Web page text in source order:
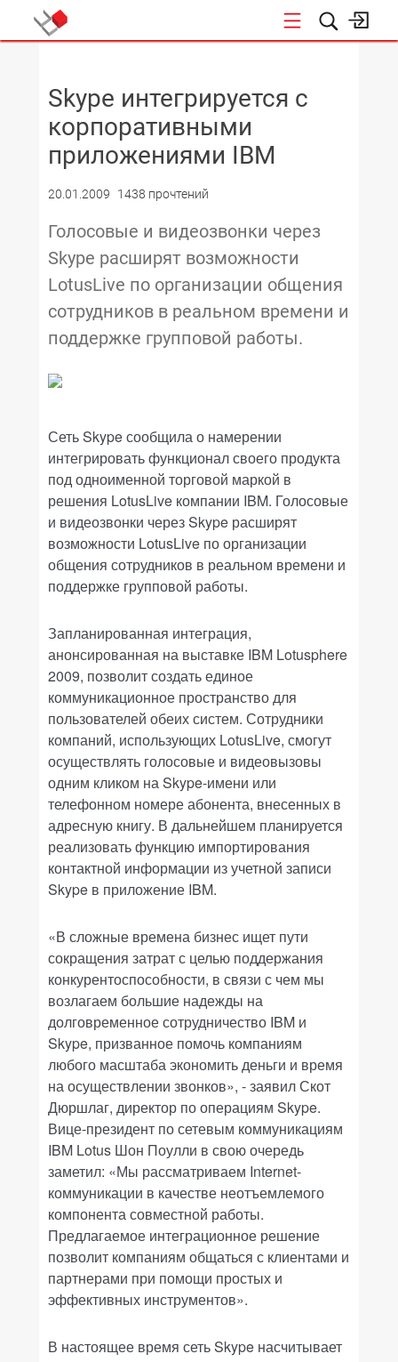
Skype интегрируется с
корпоративными
приложениями IBM
20.01.2009 1438 прочтений
Голосовые и видеозвонки через
Skype расширят возможности
LotusLive по организации общения
сотрудников в реальном времени и
поддержке групповой работы.
Сеть Skype сообщила о намерении
интегрировать функционал своего продукта
под одноименной торговой маркой в
решения LotusLive компании IBM. Голосовые
и видеозвонки через Skype расширят
возможности LotusLive по организации
общения сотрудников в реальном времени и
поддержке групповой работы.
Запланированная интеграция,
анонсированная на выставке IBM Lotusphere
2009, позволит создать единое
коммуникационное пространство для
пользователей обеих систем. Сотрудники
компаний, использующих LotusLive, смогут
осуществлять голосовые и видеовызовы
одним кликом на Skype-имени или
телефонном номере абонента, внесенных в
адресную книгу. В дальнейшем планируется
реализовать функцию импортирования
контактной информации из учетной записи
Skype в приложение IBM.
«В сложные времена бизнес ищет пути
сокращения затрат с целью поддержания
конкурентоспособности, в связи с чем мы
возлагаем большие надежды на
долговременное сотрудничество IBM и
Skype, призванное помочь компаниям
любого масштаба экономить деньги и время
на осуществлении звонков», - заявил Скот
Дюршлаг, директор по операциям Skype.
Вице-президент по сетевым коммуникациям
IBM Lotus Шон Поулли в свою очередь
заметил: «Мы рассматриваем Internet-
коммуникации в качестве неотъемлемого
компонента совместной работы.
Предлагаемое интеграционное решение
позволит компаниям общаться с клиентами и
партнерами при помощи простых и
эффективных инструментов».
В настоящее время сеть Skype насчитывает